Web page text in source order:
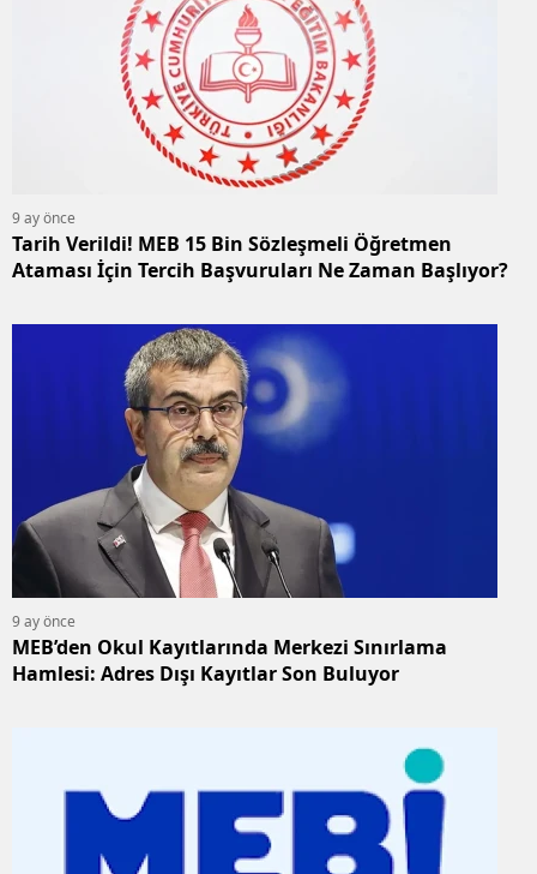
9 ay önce
Tarih Verildi! MEB 15 Bin Sözleşmeli Öğretmen
Ataması İçin Tercih Başvuruları Ne Zaman Başlıyor?
9 ay önce
MEB’den Okul Kayıtlarında Merkezi Sınırlama
Hamlesi: Adres Dışı Kayıtlar Son Buluyor